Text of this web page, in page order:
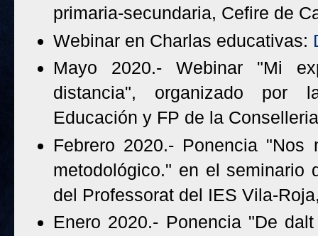
primaria-secundaria, Cefire de
Webinar en Charlas educativas:
Mayo 2020.- Webinar "Mi
distancia", organizado por
Educación y FP de la
Febrero 2020.- Ponencia
metodológico." en el seminario
del Professorat del IES Vila-
Enero 2020.- Ponencia "De